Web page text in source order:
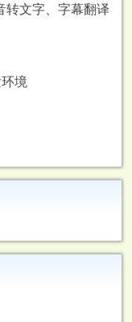
转文字、字幕翻译
境